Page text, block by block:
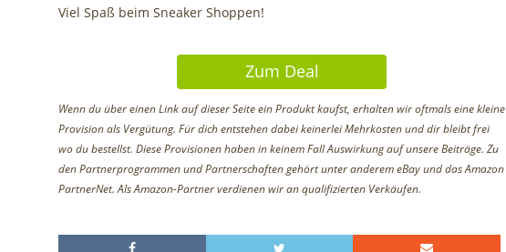
Viel Spaß beim Sneaker Shoppen!
Zum Deal
Wenn du über einen Link auf dieser Seite ein Produkt kaufst, erhalten wir oftmals eine kleine
Provision als Vergütung. Für dich entstehen dabei keinerlei Mehrkosten und dir bleibt frei
wo du bestellst. Diese Provisionen haben in keinem Fall Auswirkung auf unsere Beiträge. Zu
den Partnerprogrammen und Partnerschaften gehört unter anderem eBay und das Amazon
PartnerNet. Als Amazon-Partner verdienen wir an qualifizierten Verkäufen.